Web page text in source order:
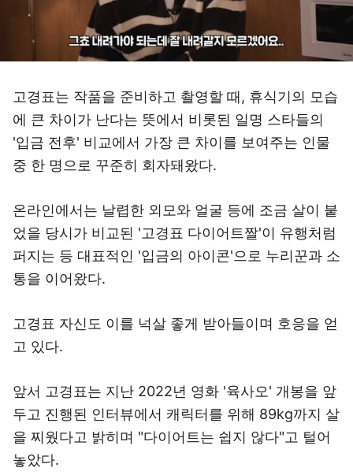
고경표는 작품을 준비하고 촬영할 때, 휴식기의 모습
에 큰 차이가 난다는 뜻에서 비롯된 일명 스타들의
'입금 전후' 비교에서 가장 큰 차이를 보여주는 인물
중 한 명으로 꾸준히 회자돼왔다.
온라인에서는 날렵한 외모와 얼굴 등에 조금 살이 붙
었을 당시가 비교된 '고경표 다이어트짤'이 유행처럼
퍼지는 등 대표적인 '입금의 아이콘'으로 누리꾼과 소
통을 이어왔다.
고경표 자신도 이를 넉살 좋게 받아들이며 호응을 얻
고 있다.
앞서 고경표는 지난 2022년 영화 '육사오' 개봉을 앞
두고 진행된 인터뷰에서 캐릭터를 위해 89kg까지 살
을 찌웠다고 밝히며 "다이어트는 쉽지 않다"고 털어
놓았다.